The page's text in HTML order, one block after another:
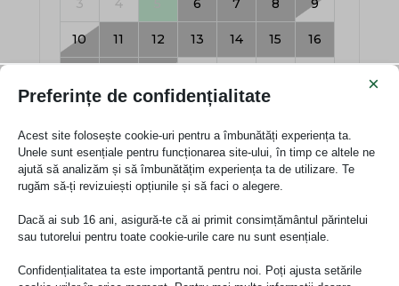
Preferințe de confidențialitate
×
Acest site folosește cookie-uri pentru a îmbunătăți experiența ta.
Unele sunt esențiale pentru funcționarea site-ului, în timp ce altele ne
ajută să analizăm și să îmbunătățim experiența ta de utilizare. Te
rugăm să-ți revizuiești opțiunile și să faci o alegere.
Dacă ai sub 16 ani, asigură-te că ai primit consimțământul părintelui
sau tutorelui pentru toate cookie-urile care nu sunt esențiale.
Confidențialitatea ta este importantă pentru noi. Poți ajusta setările